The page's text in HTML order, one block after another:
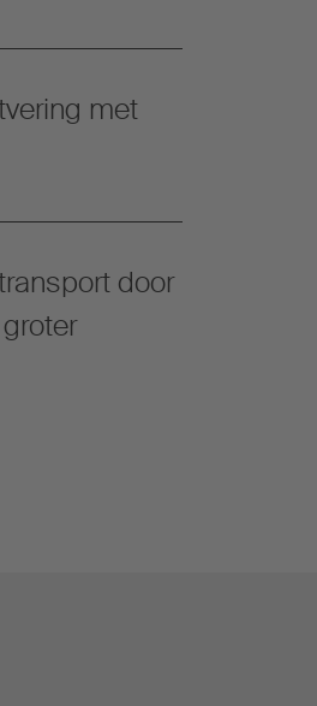
met
door